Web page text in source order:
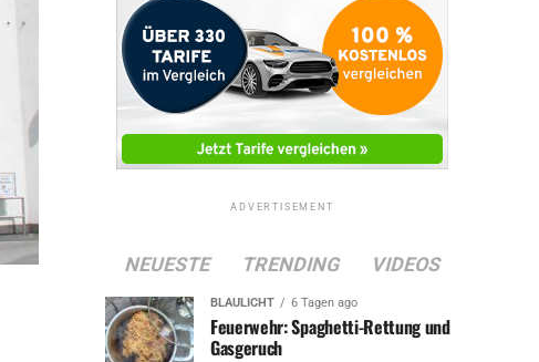
ADVERTISEMENT
NEUESTE TRENDING VIDEOS
BLAULICHT 6 Tagen ago
Feuerwehr: Spaghetti-Rettung und
Gasgeruch